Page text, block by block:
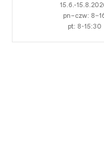
15.6.-
pn–czw:
pt: 8-15:30